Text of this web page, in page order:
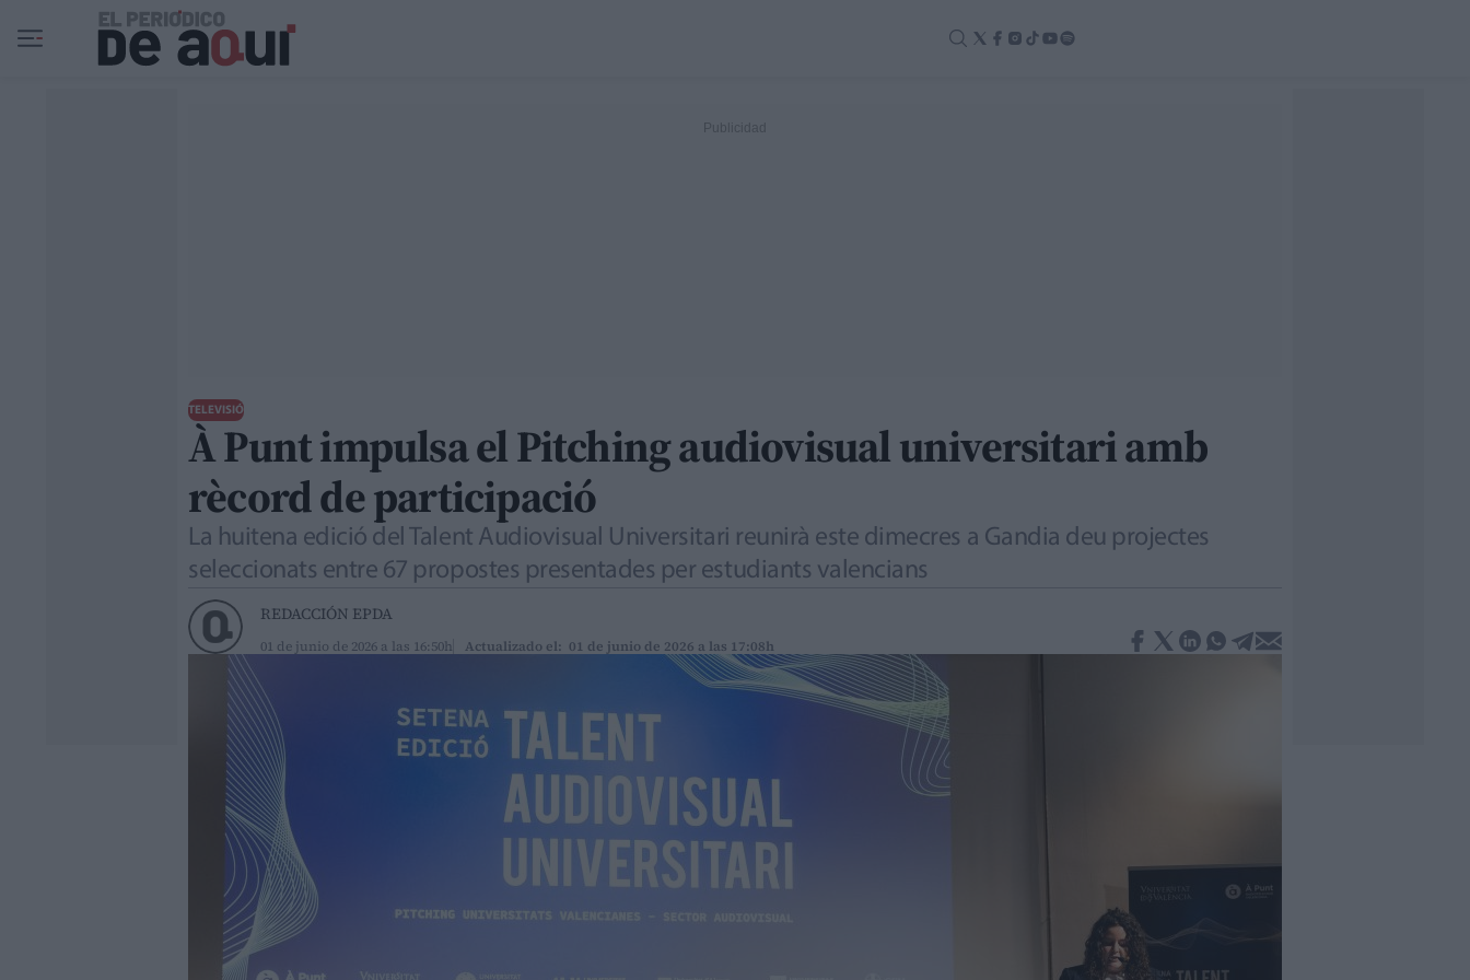
Ir al contenido principal
TELEVISIÓ
À Punt impulsa el Pitching audiovisual universitari amb
rècord de participació
La huitena edició del Talent Audiovisual Universitari reunirà este dimecres a Gandia deu projectes
seleccionats entre 67 propostes presentades per estudiants valencians
REDACCIÓN EPDA
01 de junio de 2026 a las 16:50h Actualizado el: 01 de junio de 2026 a las 17:08h